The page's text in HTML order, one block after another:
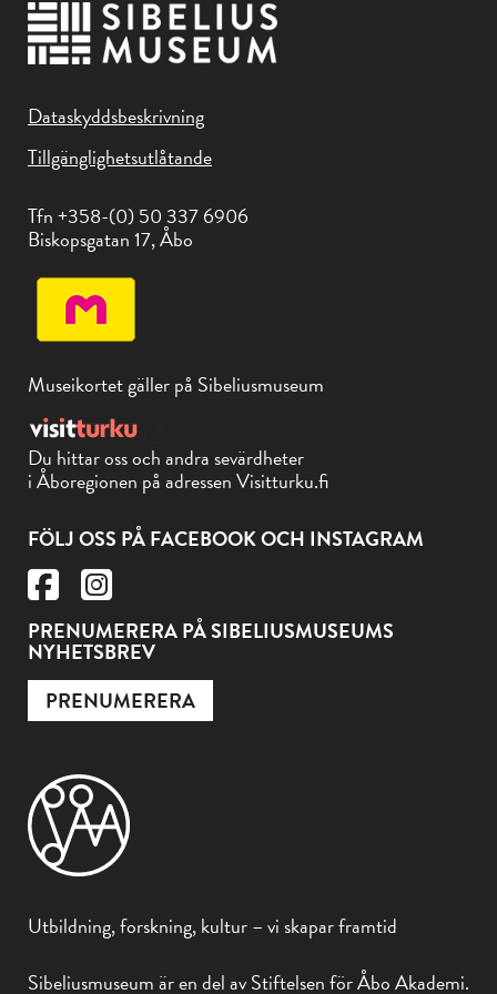
Dataskyddsbeskrivning
Tillgänglighetsutlåtande
Tfn +358-(0) 50 337 6906
Biskopsgatan 17, Åbo
Museikortet gäller på Sibeliusmuseum
Du hittar oss och andra sevärdheter
i Åboregionen på adressen Visitturku.fi
FÖLJ OSS PÅ FACEBOOK OCH INSTAGRAM
PRENUMERERA PÅ SIBELIUSMUSEUMS
NYHETSBREV
PRENUMERERA
Utbildning, forskning, kultur – vi skapar framtid
Sibeliusmuseum är en del av Stiftelsen för Åbo Akademi.